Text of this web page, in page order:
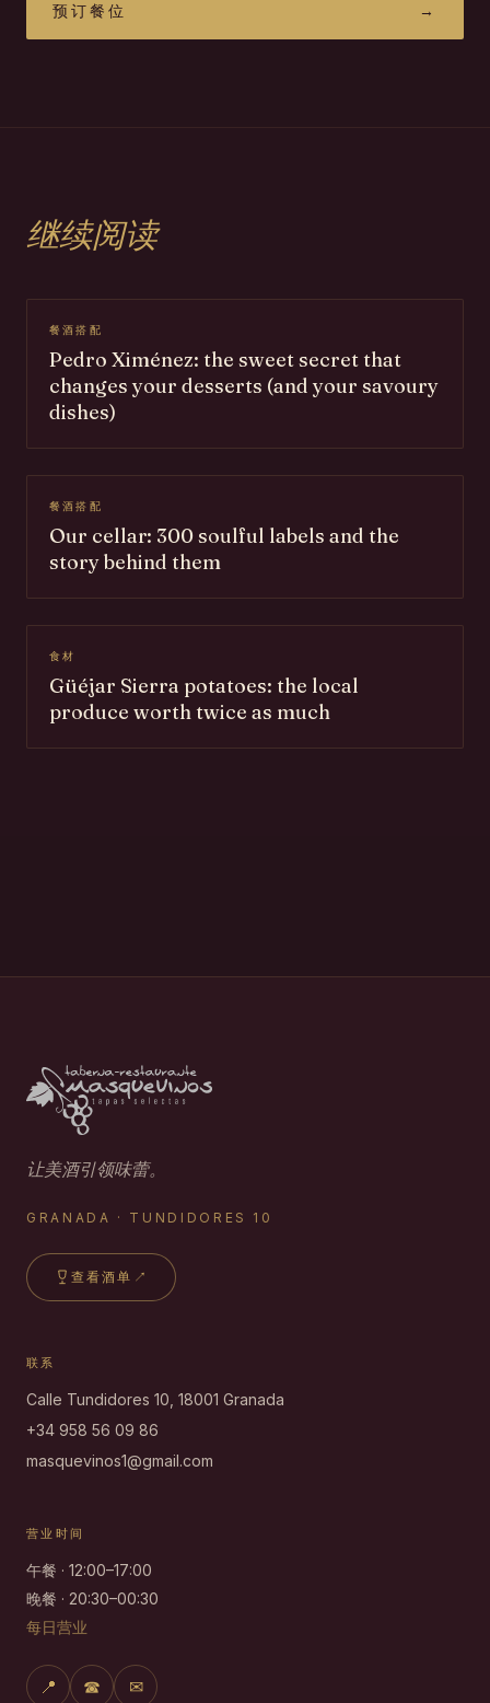
预订餐位 →
继续阅读
餐酒搭配
Pedro Ximénez: the sweet secret that
changes your desserts (and your savoury
dishes)
餐酒搭配
Our cellar: 300 soulful labels and the
story behind them
食材
Güéjar Sierra potatoes: the local
produce worth twice as much
让美酒引领味蕾。
GRANADA · TUNDIDORES 10
查看酒单 ↗
联系
Calle Tundidores 10, 18001 Granada
+34 958 56 09 86
masquevinos1@gmail.com
营业时间
午餐 · 12:00–17:00
晚餐 · 20:30–00:30
每日营业
📍 ☎ ✉